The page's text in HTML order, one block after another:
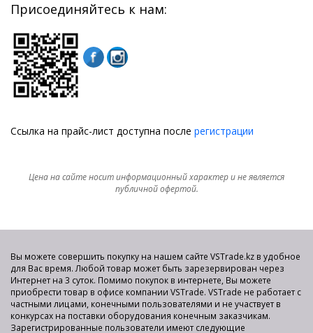
Присоединяйтесь к нам:
Ссылка на прайс-лист доступна после регистрации
Цена на сайте носит информационный характер и не является
публичной офертой.
Вы можете совершить покупку на нашем сайте VSTrade.kz в удобное
для Вас время. Любой товар может быть зарезервирован через
Интернет на 3 суток. Помимо покупок в интернете, Вы можете
приобрести товар в офисе компании VSTrade. VSTrade не работает с
частными лицами, конечными пользователями и не участвует в
конкурсах на поставки оборудования конечным заказчикам.
Зарегистрированные пользователи имеют следующие